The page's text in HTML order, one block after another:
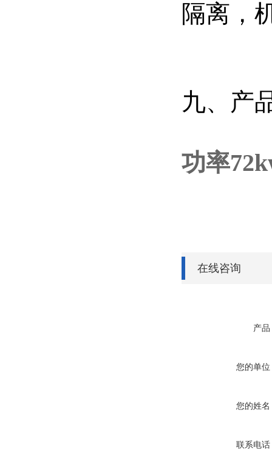
隔离，
九、产
功率
在线咨询
产品
您的单位
您的姓名
联系电话